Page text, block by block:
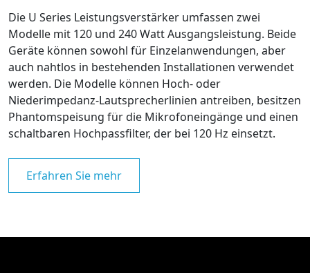
Die U Series Leistungsverstärker umfassen zwei
Modelle mit 120 und 240 Watt Ausgangsleistung. Beide
Geräte können sowohl für Einzelanwendungen, aber
auch nahtlos in bestehenden Installationen verwendet
werden. Die Modelle können Hoch- oder
Niederimpedanz-Lautsprecherlinien antreiben, besitzen
Phantomspeisung für die Mikrofoneingänge und einen
schaltbaren Hochpassfilter, der bei 120 Hz einsetzt.
Erfahren Sie mehr